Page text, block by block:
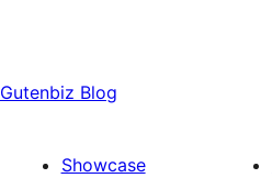
Gutenbiz Blog
Showcase